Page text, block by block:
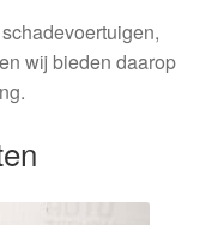
wij bieden daarop